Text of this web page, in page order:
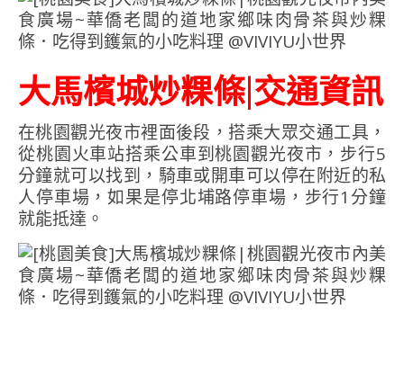
大馬檳城炒粿條|交通資訊
在桃園觀光夜市裡面後段，搭乘大眾交通工具，
從桃園火車站搭乘公車到桃園觀光夜市，步行5
分鐘就可以找到，騎車或開車可以停在附近的私
人停車場，如果是停北埔路停車場，步行1分鐘
就能抵達。